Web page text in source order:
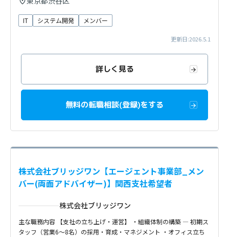
IT システム開発 メンバー
更新日:2026.5.1
詳しく見る
無料の転職相談(登録)をする
株式会社ブリッジワン【エージェント事業部_メン
バー(両面アドバイザー)】関西支社希望者
株式会社ブリッジワン
主な職務内容 【支社の立ち上げ・運営】 ・組織体制の構築 — 初期ス
タッフ（営業6～8名）の採用・育成・マネジメント ・オフィス立ち